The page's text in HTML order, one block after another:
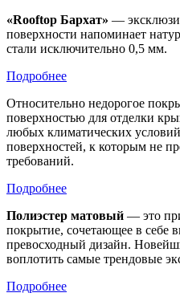
«Rooftop Бархат» —
поверхности напоминает
стали исключительно 0,5 мм.
Подробнее
Относительно недорогое
поверхностью для отделки
любых климатических
поверхностей, к которым не
требований.
Подробнее
Полиэстер матовый — это
покрытие, сочетающее в себе
превосходный дизайн.
воплотить самые трендовые
Подробнее